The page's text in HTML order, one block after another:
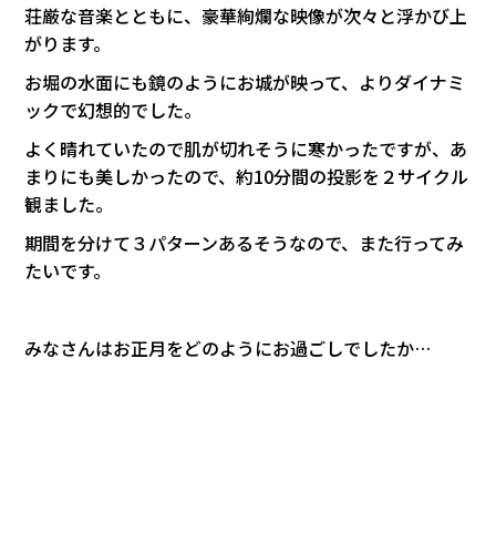
荘厳な音楽とともに、豪華絢爛な映像が次々と浮かび上
がります。
お堀の水面にも鏡のようにお城が映って、よりダイナミ
ックで幻想的でした。
よく晴れていたので肌が切れそうに寒かったですが、あ
まりにも美しかったので、約10分間の投影を２サイクル
観ました。
期間を分けて３パターンあるそうなので、また行ってみ
たいです。
みなさんはお正月をどのようにお過ごしでしたか…